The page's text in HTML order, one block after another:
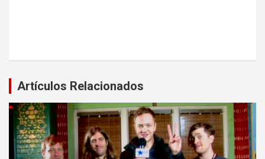
Artículos Relacionados